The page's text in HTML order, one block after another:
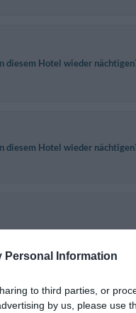
Personal Information
to third parties, or
by us, please use
diesem Hotel wieder
diesem Hotel wieder